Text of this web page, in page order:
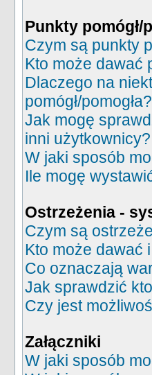
Punkty pomógł/
Czym są punkty
Kto może dawać
Dlaczego na
pomógł/pomogła?
Jak mogę
inni użytkownicy?
W jaki sposób
Ile mogę
Ostrzeżenia -
Czym są
Kto może dawać
Co oznaczają
Jak sprawdzić
Czy jest
Załączniki
W jaki sposób